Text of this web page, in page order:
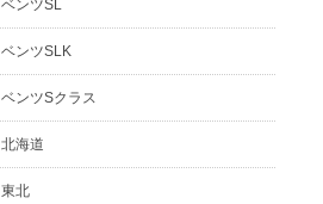
ベンツSL
ベンツSLK
ベンツSクラス
北海道
東北